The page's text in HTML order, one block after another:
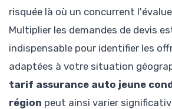
risquée là où un concurrent
Multiplier les demandes de devis
indispensable pour identifier les
adaptées à votre situation
tarif assurance auto jeune
région peut ainsi varier